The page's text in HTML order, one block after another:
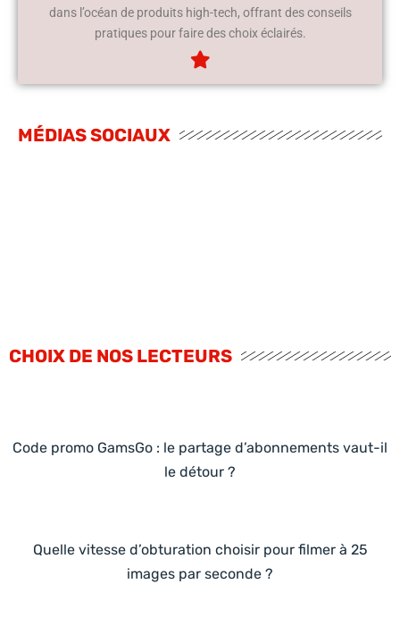
dans l’océan de produits high-tech, offrant des conseils
pratiques pour faire des choix éclairés.
MÉDIAS SOCIAUX
CHOIX DE NOS LECTEURS
Code promo GamsGo : le partage d’abonnements vaut-il
le détour ?
Quelle vitesse d’obturation choisir pour filmer à 25
images par seconde ?